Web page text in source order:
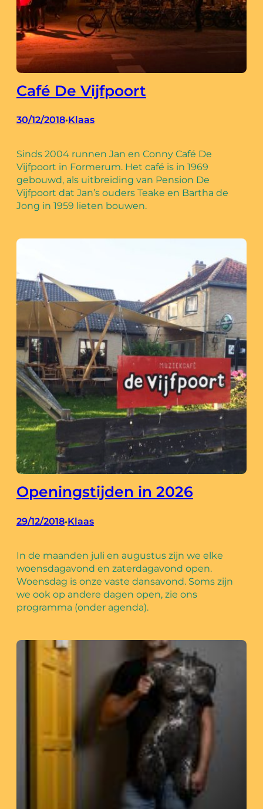
Café De Vijfpoort
30/12/2018•Klaas
Sinds 2004 runnen Jan en Conny Café De
Vijfpoort in Formerum. Het café is in 1969
gebouwd, als uitbreiding van Pension De
Vijfpoort dat Jan’s ouders Teake en Bartha de
Jong in 1959 lieten bouwen.
Openingstijden in 2026
29/12/2018•Klaas
In de maanden juli en augustus zijn we elke
woensdagavond en zaterdagavond open.
Woensdag is onze vaste dansavond. Soms zijn
we ook op andere dagen open, zie ons
programma (onder agenda).